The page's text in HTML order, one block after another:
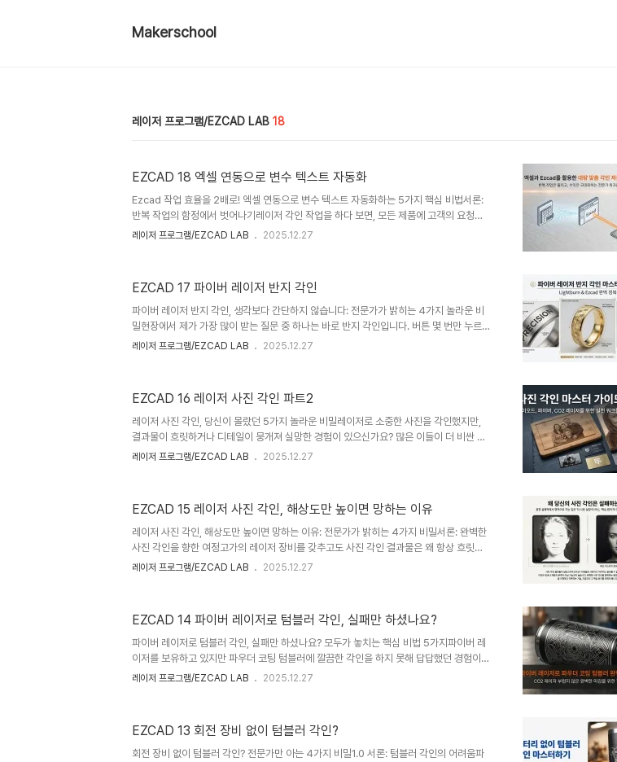
Makerschool
레이저 프로그램/EZCAD LAB 18
EZCAD 18 엑셀 연동으로 변수 텍스트 자동화
Ezcad 작업 효율을 2배로! 엑셀 연동으로 변수 텍스트 자동화하는 5가지 핵심 비법서론:
반복 작업의 함정에서 벗어나기레이저 각인 작업을 하다 보면, 모든 제품에 고객의 요청에
따라 개별 이름이나 고유 번호를 새겨 넣어야 할 때가 많습니다. 하나하나 수동으로 텍스트
Ezcad에 직접 연동하여 모든 과정을 자동화하는 것입니다. 이 글에서는 단순히 엑셀 파일
을 연동하는 방법을 나열하는 것을 넘어, 실제 작업 현장에서 많은 분들이 놓치고 시간을..
레이저 프로그램/EZCAD LAB 2025.12.27
EZCAD 17 파이버 레이저 반지 각인
파이버 레이저 반지 각인, 생각보다 간단하지 않습니다: 전문가가 밝히는 4가지 놀라운 비
밀현장에서 제가 가장 많이 받는 질문 중 하나는 바로 반지 각인입니다. 버튼 몇 번만 누르
면 레이저가 순식간에 아름다운 디자인을 새겨 넣는 모습을 보면, 이 작업이 무척 간단해 보
도를 결정짓는 4가지 놀라운 비밀을 여러분께 공개하고자 합니다. 이 글을 통해 여러분은
단순한 각인을 넘어, 하나의 예술 작품을 만드는 전문가의 시각을 경험하게 될 것입니다.--
----..
레이저 프로그램/EZCAD LAB 2025.12.27
EZCAD 16 레이저 사진 각인 파트2
레이저 사진 각인, 당신이 몰랐던 5가지 놀라운 비밀레이저로 소중한 사진을 각인했지만,
결과물이 흐릿하거나 디테일이 뭉개져 실망한 경험이 있으신가요? 많은 이들이 더 비싼 장
비나 복잡한 소프트웨어가 있어야만 전문가 수준의 결과물을 얻을 수 있다고 생각합니다.
핵심 비결을 공개합니다.-----------------------------------------------------
---------------------------1. 소프트웨어는..
레이저 프로그램/EZCAD LAB 2025.12.27
EZCAD 15 레이저 사진 각인, 해상도만 높이면 망하는 이유
레이저 사진 각인, 해상도만 높이면 망하는 이유: 전문가가 밝히는 4가지 비밀서론: 완벽한
사진 각인을 향한 여정고가의 레이저 장비를 갖추고도 사진 각인 결과물은 왜 항상 흐릿하
고 디테일이 뭉개질까요? 많은 레이저 공예가들이 이런 좌절감을 겪습니다. 선명한 디테일
에서는 전문가들이 완벽한 사진 각인을 위해 반드시 이해해야 한다고 강조하는 4가지 핵심
원리를 파헤쳐 보겠습니다. 이 반직관적인 비밀들을 이해하면 당신의 작업물은 완전히 다른
차원으로 ..
레이저 프로그램/EZCAD LAB 2025.12.27
EZCAD 14 파이버 레이저로 텀블러 각인, 실패만 하셨나요?
파이버 레이저로 텀블러 각인, 실패만 하셨나요? 모두가 놓치는 핵심 비법 5가지파이버 레
이저를 보유하고 있지만 파우더 코팅 텀블러에 깔끔한 각인을 하지 못해 답답했던 경험이
있으신가요? CO2 레이저로 작업한 것처럼 깨끗한 결과물을 얻고 싶지만, 번번이 실패하고
같은 완벽한 텀블러 각인 결과를 얻을 수 있는 5가지 핵심 비법을 공개합니다.-----------
-------------------------------------------------..
레이저 프로그램/EZCAD LAB 2025.12.27
EZCAD 13 회전 장비 없이 텀블러 각인?
회전 장비 없이 텀블러 각인? 전문가만 아는 4가지 비밀1.0 서론: 텀블러 각인의 어려움파